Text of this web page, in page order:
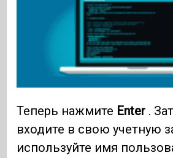
Теперь нажмите Enter .
входите в свою учетную
используйте имя